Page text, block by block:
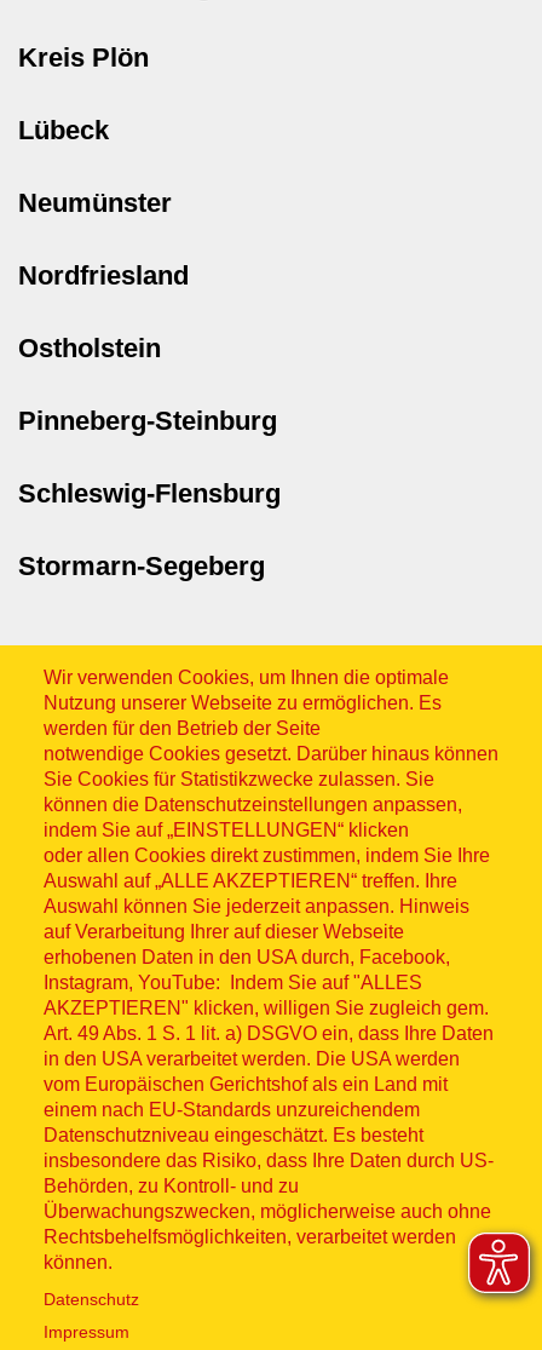
Kreis Plön
Lübeck
Neumünster
Nordfriesland
Ostholstein
Pinneberg-Steinburg
Schleswig-Flensburg
Stormarn-Segeberg
Wir verwenden Cookies, um Ihnen die optimale
Nutzung unserer Webseite zu ermöglichen. Es
werden für den Betrieb der Seite
notwendige Cookies gesetzt. Darüber hinaus können
Sie Cookies für Statistikzwecke zulassen. Sie
können die Datenschutzeinstellungen anpassen,
indem Sie auf „EINSTELLUNGEN“ klicken
oder allen Cookies direkt zustimmen, indem Sie Ihre
Auswahl auf „ALLE AKZEPTIEREN“ treffen. Ihre
Auswahl können Sie jederzeit anpassen. Hinweis
auf Verarbeitung Ihrer auf dieser Webseite
erhobenen Daten in den USA durch, Facebook,
Instagram, YouTube: Indem Sie auf "ALLES
AKZEPTIEREN" klicken, willigen Sie zugleich gem.
Art. 49 Abs. 1 S. 1 lit. a) DSGVO ein, dass Ihre Daten
in den USA verarbeitet werden. Die USA werden
vom Europäischen Gerichtshof als ein Land mit
einem nach EU-Standards unzureichendem
Datenschutzniveau eingeschätzt. Es besteht
insbesondere das Risiko, dass Ihre Daten durch US-
Behörden, zu Kontroll- und zu
Überwachungszwecken, möglicherweise auch ohne
Rechtsbehelfsmöglichkeiten, verarbeitet werden
können.
Datenschutz
Impressum
Sitemap
© ASB 2026
Fußzeilenmenü
Impressum
Datenschutz
Kontakt
Hinweisgebersystem
Lieferkette
Widerruf
Social Media